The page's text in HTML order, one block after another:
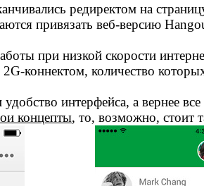
редиректом на
привязать веб-версию
при низкой скорости
2G-коннектом, количество
интерфейса, а вернее все
концепты, то, возможно, стоит